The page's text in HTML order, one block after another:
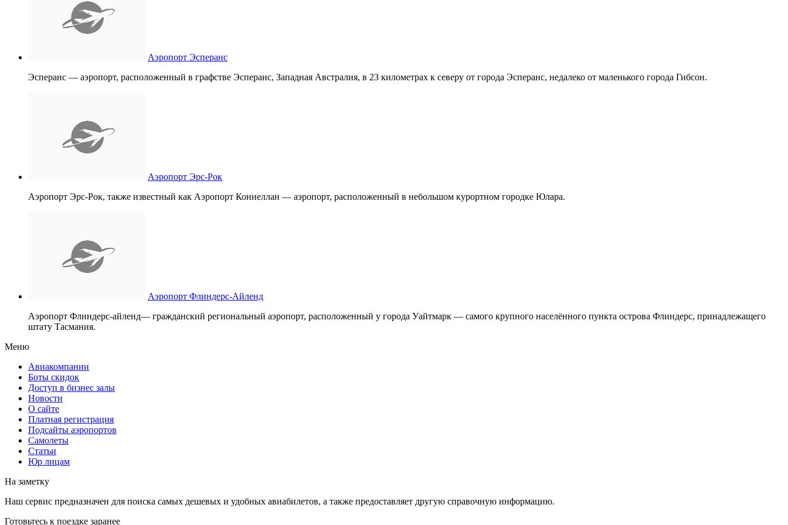
Аэропорт Эсперанс
Эсперанс — аэропорт, расположенный в графстве Эсперанс, Западная Австралия, в 23 километрах к северу от города Эсперанс, недалеко от маленького города Гибсон.
Аэропорт Эрс-Рок
Аэропорт Эрс-Рок, также известный как Аэропорт Коннеллан — аэропорт, расположенный в небольшом курортном городке Юлара.
Аэропорт Флиндерс-Айленд
Аэропорт Флиндерс-айленд— гражданский региональный аэропорт, расположенный у города Уайтмарк — самого крупного населённого пункта острова Флиндерс, принадлежащего
штату Тасмания.
Меню
Авиакомпании
Боты скидок
Доступ в бизнес залы
Новости
О сайте
Платная регистрация
Подсайты аэропортов
Самолеты
Статьи
Юр лицам
На заметку
Наш сервис предназначен для поиска самых дешевых и удобных авиабилетов, а также предоставляет другую справочную информацию.
Готовьтесь к поездке заранее